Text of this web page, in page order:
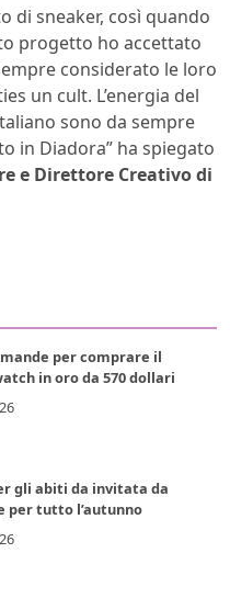
di sneaker, così quando
progetto ho accettato
considerato le loro
un cult. L’energia del
sono da sempre
in Diadora” ha spiegato
e Direttore Creativo di
per comprare il
in oro da 570 dollari
gli abiti da invitata da
per tutto l’autunno